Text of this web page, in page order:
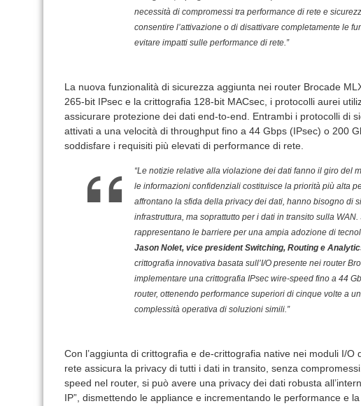
necessità di compromessi tra performance di rete e
consentire l’attivazione o di disattivare completamente le
evitare impatti sulle performance di rete.”
La nuova funzionalità di sicurezza aggiunta nei router Brocade
265-bit IPsec e la crittografia 128-bit MACsec, i protocolli aurei
assicurare protezione dei dati end-to-end. Entrambi i protocolli di
attivati a una velocità di throughput fino a 44 Gbps (IPsec) o 200
soddisfare i requisiti più elevati di performance di rete.
“Le notizie relative alla violazione dei dati fanno il giro del
le informazioni confidenziali costituisce la priorità più alta
affrontano la sfida della privacy dei dati, hanno bisogno di
infrastruttura, ma soprattutto per i dati in transito sulla
rappresentano le barriere per una ampia adozione di
Jason Nolet, vice president Switching, Routing e
crittografia innovativa basata sull’I/O presente nei router
implementare una crittografia IPsec wire-speed fino a 44
router, ottenendo performance superiori di cinque volte a
complessità operativa di soluzioni simili.”
Con l’aggiunta di crittografia e de-crittografia native nei moduli I/O
rete assicura la privacy di tutti i dati in transito, senza
speed nel router, si può avere una privacy dei dati robusta
IP”, dismettendo le appliance e incrementando le performance e